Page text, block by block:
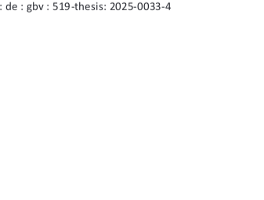
de : gbv : 519-thesis: 2025-0033-4